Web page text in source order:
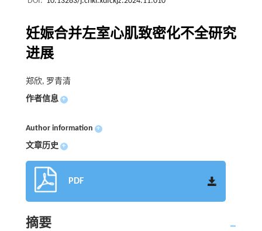
妊娠合并左室心肌致密化不全研究
进展
郑欣, 罗青清
作者信息 +
Author information +
文章历史 +
PDF
摘要